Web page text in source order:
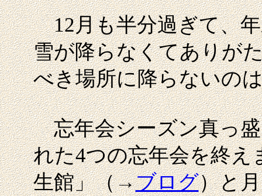
12月も半分過ぎて、年
雪が降らなくてありが
べき場所に降らないの
忘年会シーズン真っ盛
れた4つの忘年会を終え
生館」（→ブログ）と